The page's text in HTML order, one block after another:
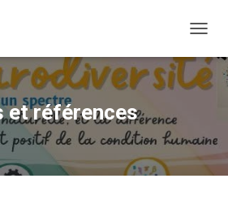
LA
et références